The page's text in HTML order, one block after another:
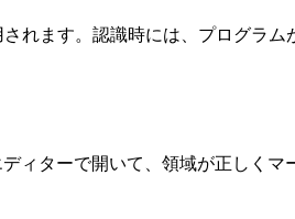
れます。認識時には、プログラ
ターで開いて、領域が正しく